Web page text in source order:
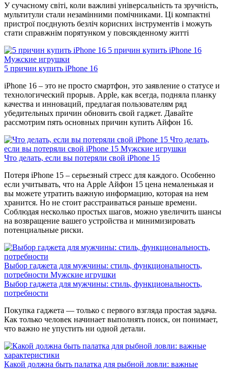
У сучасному світі, коли важливі універсальність та зручність,
мультитули стали незамінними помічниками. Ці компактні
пристрої поєднують безліч корисних інструментів і можуть
стати справжнім порятунком у повсякденному житті
5 причин купить iPhone 16
Мужские игрушки
5 причин купить iPhone 16
iPhone 16 – это не просто смартфон, это заявление о статусе и
технологический прорыв. Apple, как всегда, подняла планку
качества и инноваций, предлагая пользователям ряд
убедительных причин обновить свой гаджет. Давайте
рассмотрим пять основных причин купить Айфон 16.
Что делать,
если вы потеряли свой iPhone 15 Мужские игрушки
Что делать, если вы потеряли свой iPhone 15
Потеря iPhone 15 – серьезный стресс для каждого. Особенно
если учитывать, что на Apple Айфон 15 цена немаленькая и
вы можете утратить важную информацию, которая на нем
хранится. Но не стоит расстраиваться раньше времени.
Соблюдая несколько простых шагов, можно увеличить шансы
на возвращение вашего устройства и минимизировать
потенциальные риски.
Выбор гаджета для мужчины: стиль, функциональность,
потребности Мужские игрушки
Выбор гаджета для мужчины: стиль, функциональность,
потребности
Покупка гаджета — только с первого взгляда простая задача.
Как только человек начинает выполнять поиск, он понимает,
что важно не упустить ни одной детали.
Какой должна быть палатка для рыбной ловли: важные